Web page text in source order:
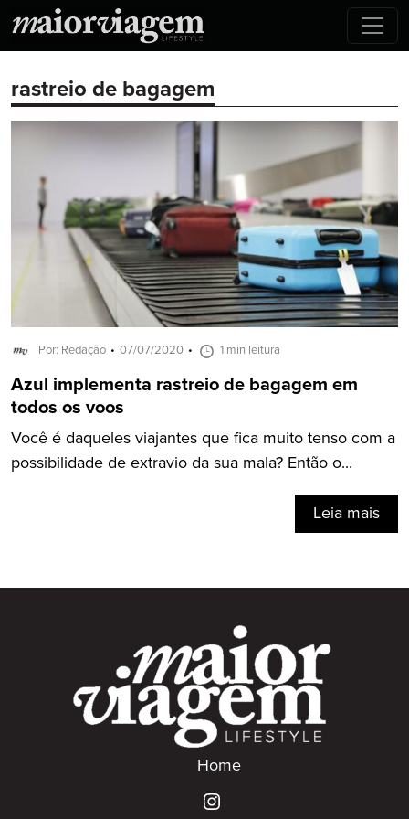
rastreio de bagagem
Por: Redação 07/07/2020 1 min leitura
Azul implementa rastreio de bagagem em
todos os voos
Você é daqueles viajantes que fica muito tenso com a
possibilidade de extravio da sua mala? Então o...
Leia mais
Home